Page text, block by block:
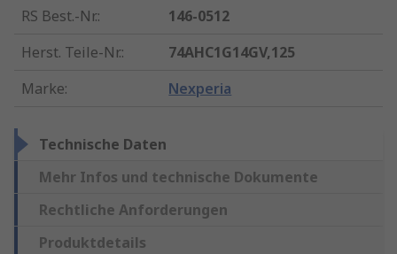
RS Best.-Nr.:
146-0512
Herst. Teile-Nr.:
74AHC1G14GV,125
Marke: Nexperia
Technische Daten
Mehr Infos und technische Dokumente
Rechtliche Anforderungen
Produktdetails